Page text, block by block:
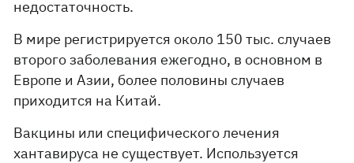
недостаточность.
В мире регистрируется около 150 тыс. случаев
второго заболевания ежегодно, в основном в
Европе и Азии, более половины случаев
приходится на Китай.
Вакцины или специфического лечения
хантавируса не существует. Используется